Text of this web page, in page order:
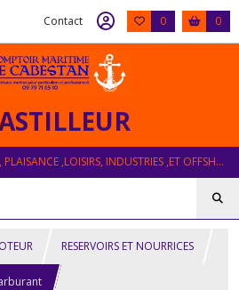
Contact 0 0
EQUIPEMENT BATEAU , PÊCHE , PLAISANCE ,LOISIRS, INDUSTRIES ,ET OFFSHORE
RESERVOIRS ET NOURRICES